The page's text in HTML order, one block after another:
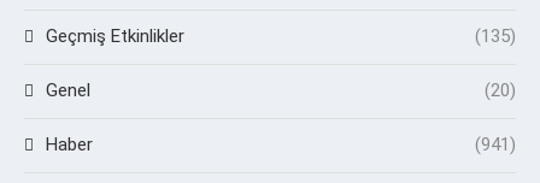
Geçmiş Etkinlikler (135)
Genel (20)
Haber (941)